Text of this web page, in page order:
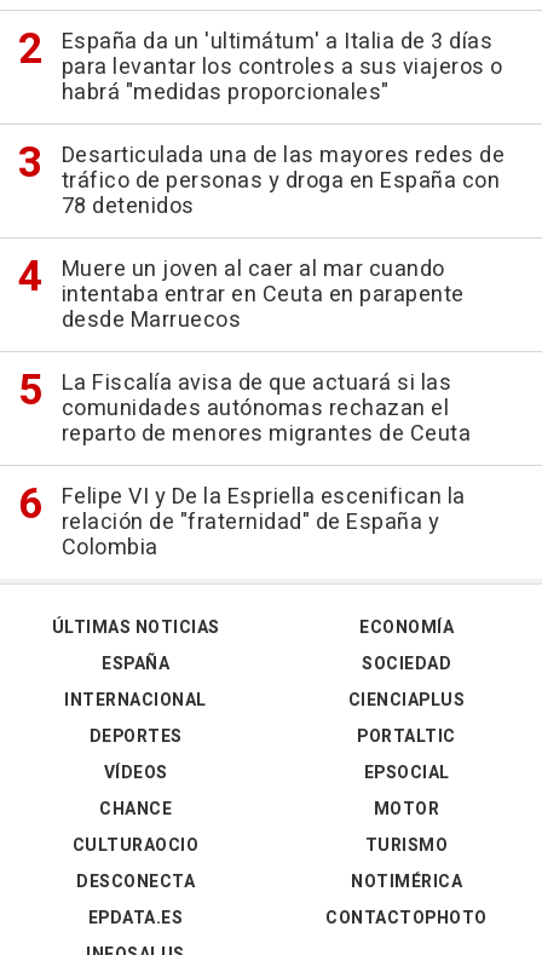
España da un 'ultimátum' a Italia de 3 días
para levantar los controles a sus viajeros o
habrá "medidas proporcionales"
Desarticulada una de las mayores redes de
tráfico de personas y droga en España con
78 detenidos
Muere un joven al caer al mar cuando
intentaba entrar en Ceuta en parapente
desde Marruecos
La Fiscalía avisa de que actuará si las
comunidades autónomas rechazan el
reparto de menores migrantes de Ceuta
Felipe VI y De la Espriella escenifican la
relación de "fraternidad" de España y
Colombia
ÚLTIMAS NOTICIAS
ESPAÑA
INTERNACIONAL
DEPORTES
VÍDEOS
ECONOMÍA
SOCIEDAD
CIENCIAPLUS
PORTALTIC
EPSOCIAL
CHANCE
CULTURAOCIO
DESCONECTA
EPDATA.ES
MOTOR
TURISMO
NOTIMÉRICA
CONTACTOPHOTO